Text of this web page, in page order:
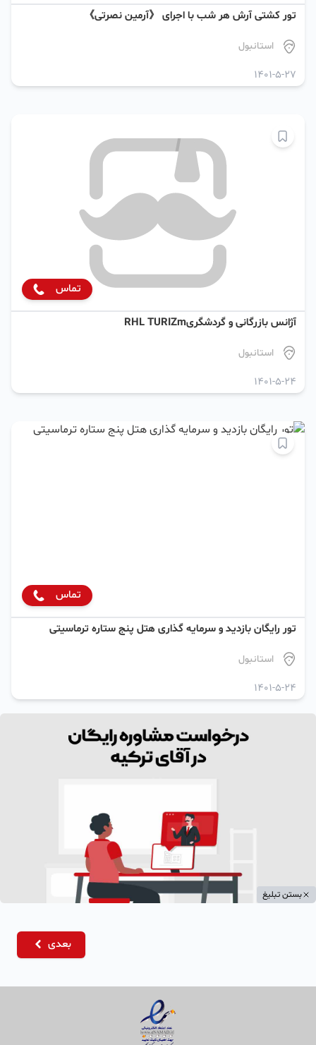
تور کشتی آرش هر شب با اجرای 《آرمین نصرتی》
استانبول
1401-5-27
تماس
آژانس بازرگانی و گردشگریRHL TURIZm
استانبول
1401-5-24
تماس
تور رایگان بازدید و سرمایه گذاری هتل پنج ستاره ترماسیتی
استانبول
1401-5-24
بستن تبلیغ
بعدی